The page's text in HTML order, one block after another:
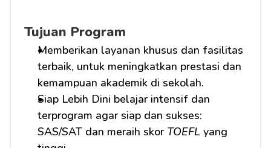
Tujuan Program
Memberikan layanan khusus dan fasilitas
terbaik, untuk meningkatkan prestasi dan
kemampuan akademik di sekolah.
Siap Lebih Dini belajar intensif dan
terprogram agar siap dan sukses:
SAS/SAT dan meraih skor TOEFL yang